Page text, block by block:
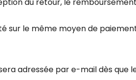
sur le même moyen de
adressée par e-mail dès que